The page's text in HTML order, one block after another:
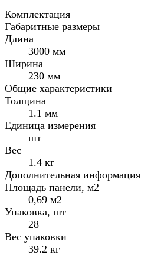
Комплектация
Габаритные размеры
Длина
3000 мм
Ширина
230 мм
Общие характеристики
Толщина
1.1 мм
Единица измерения
шт
Вес
1.4 кг
Дополнительная информация
Площадь панели, м2
0,69 м2
Упаковка, шт
28
Вес упаковки
39.2 кг